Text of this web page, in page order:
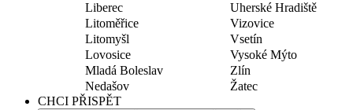
Liberec
Litoměřice
Litomyšl
Lovosice
Mladá Boleslav
Nedašov
Uherské Hradiště
Vizovice
Vsetín
Vysoké Mýto
Zlín
Žatec
CHCI PŘISPĚT